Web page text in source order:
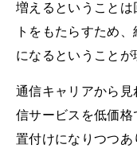
増えるということ
トをもたらすため
になるということが
通信キャリアから
信サービスを低価
置付けになりつつあ